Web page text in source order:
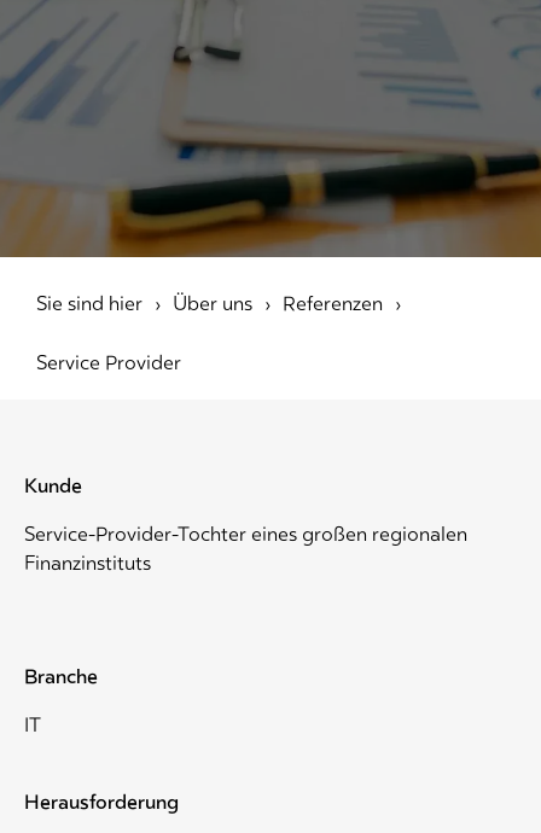
Sie sind hier Über uns Referenzen
Service Provider
Kunde
Service-Provider-Tochter eines großen regionalen
Finanzinstituts
Branche
IT
Herausforderung